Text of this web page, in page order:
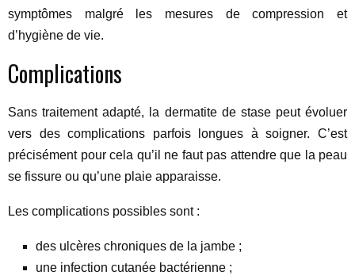
symptômes malgré les mesures de compression et
d’hygiène de vie.
Complications
Sans traitement adapté, la dermatite de stase peut évoluer
vers des complications parfois longues à soigner. C’est
précisément pour cela qu’il ne faut pas attendre que la peau
se fissure ou qu’une plaie apparaisse.
Les complications possibles sont :
des ulcères chroniques de la jambe ;
une infection cutanée bactérienne ;